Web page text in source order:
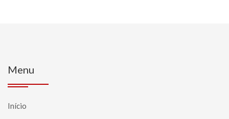
Menu
Início